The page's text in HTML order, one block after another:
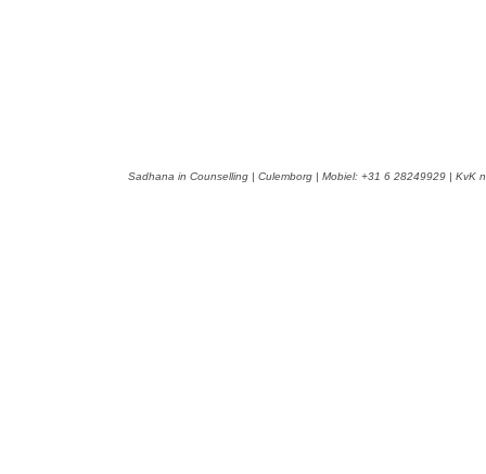
Sadhana in Counselling | Culemborg | Mobiel: +31 6 28249929 | KvK